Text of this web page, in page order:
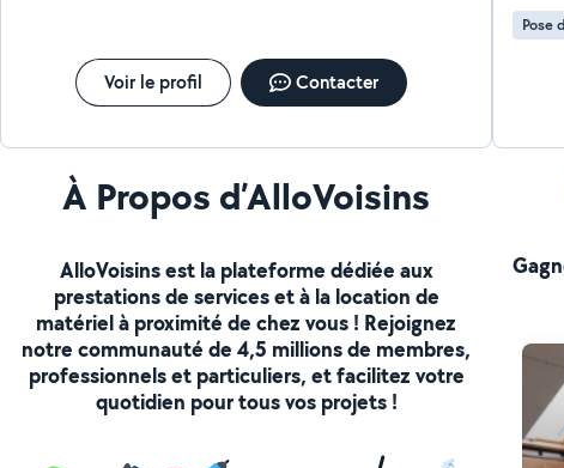
Voir le profil Contacter
Pose
À Propos d’AlloVoisins
AlloVoisins est la plateforme dédiée aux
prestations de services et à la location de
matériel à proximité de chez vous ! Rejoignez
notre communauté de 4,5 millions de membres,
professionnels et particuliers, et facilitez votre
quotidien pour tous vos projets !